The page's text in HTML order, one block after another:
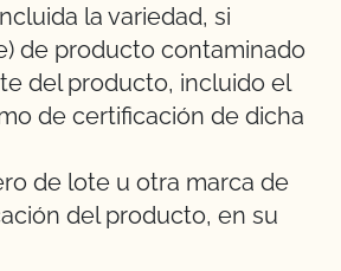
la variedad, si
de producto contaminado
del producto, incluido el
de certificación de dicha
de lote u otra marca de
del producto, en su